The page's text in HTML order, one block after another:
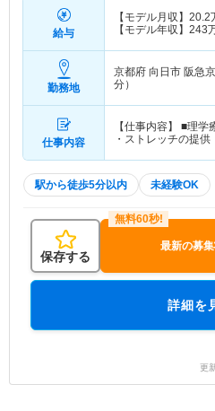
給与
【モデル月収】 20.2
【モデル年収】 243
勤務地
京都府 向日市 阪急
分）
仕事内容
【仕事内容】 ■理
・ストレッチの提
駅から徒歩5分以内 未経験OK
保存する
最新の募
詳細を
更